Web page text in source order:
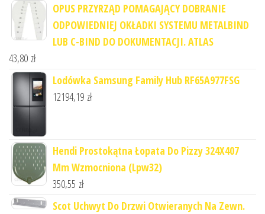
OPUS PRZYRZĄD POMAGAJĄCY DOBRANIE
ODPOWIEDNIEJ OKŁADKI SYSTEMU METALBIND
LUB C-BIND DO DOKUMENTACJI. ATLAS
43,80 zł
Lodówka Samsung Family Hub RF65A977FSG
12194,19 zł
Hendi Prostokątna Łopata Do Pizzy 324X407
Mm Wzmocniona (Lpw32)
350,55 zł
Scot Uchwyt Do Drzwi Otwieranych Na Zewn.